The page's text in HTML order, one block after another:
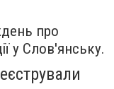
про
у Слов'янську.